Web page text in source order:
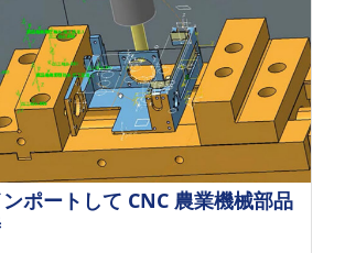
ポートして CNC 農業機械部品